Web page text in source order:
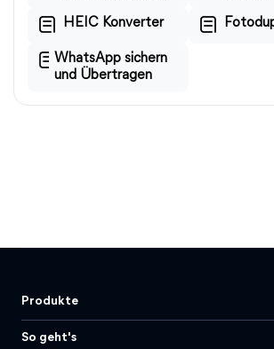
HEIC Konverter
WhatsApp sichern
und Übertragen
Produkte
So geht's